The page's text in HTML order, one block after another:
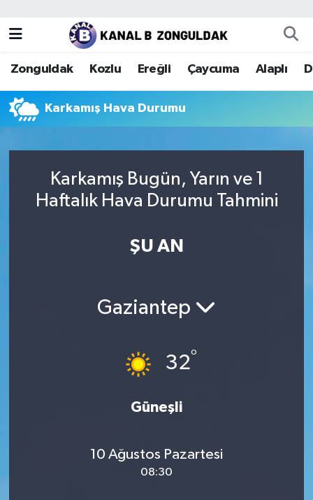
Zonguldak Kozlu Ereğli Çaycuma Alaplı
Karkamış Hava Durumu
Karkamış Bugün, Yarın ve 1
Haftalık Hava Durumu Tahmini
ŞU AN
Gaziantep
32°
Güneşli
10 Ağustos Pazartesi
08:30
Zonguldak
Kozlu
Ereğli
Alaplı
Zonguldak Nöbetçi Eczaneler
Zonguldak Hava Durumu
Zonguldak Trafik Yoğunluk Haritası
Tüm Manşetler